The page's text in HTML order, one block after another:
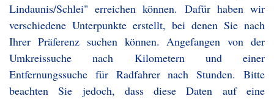
Lindaunis/Schlei" erreichen können. Dafür haben wir
verschiedene Unterpunkte erstellt, bei denen Sie nach
Ihrer Präferenz suchen können. Angefangen von der
Umkreissuche nach Kilometern und einer
Entfernungssuche für Radfahrer nach Stunden. Bitte
beachten Sie jedoch, dass diese Daten auf eine